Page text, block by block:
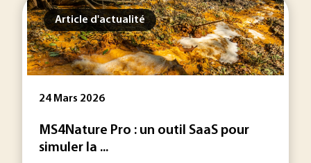
Article d'actualité
24 Mars 2026
MS4Nature Pro : un outil SaaS pour
simuler la ...